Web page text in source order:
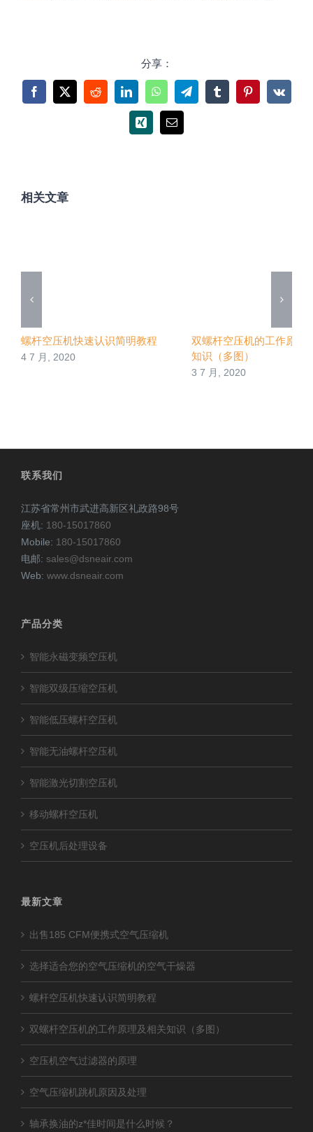
分享：
Facebook
X RedditLinkedInWhatsAppTelegramTumblrPinterest
Vk
Xing
电
相关文章
螺杆空压机快速认识简明教程
4 7 月, 2020
双螺杆空压机的工作原理
知识（多图）
3 7 月, 2020
联系我们
江苏省常州市武进高新区礼政路98号
座机: 180-15017860
Mobile: 180-15017860
电邮: sales@dsneair.com
Web: www.dsneair.com
产品分类
智能永磁变频空压机
智能双级压缩空压机
智能低压螺杆空压机
智能无油螺杆空压机
智能激光切割空压机
移动螺杆空压机
空压机后处理设备
最新文章
出售185 CFM便携式空气压缩机
选择适合您的空气压缩机的空气干燥器
螺杆空压机快速认识简明教程
双螺杆空压机的工作原理及相关知识（多图）
空压机空气过滤器的原理
空气压缩机跳机原因及处理
轴承换油的z*佳时间是什么时候？